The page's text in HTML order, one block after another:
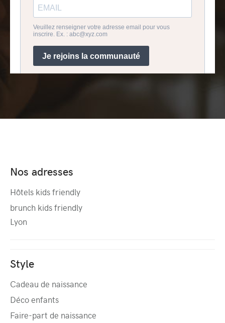
Nos adresses
Hôtels kids friendly
brunch kids friendly
Lyon
Style
Cadeau de naissance
Déco enfants
Faire-part de naissance